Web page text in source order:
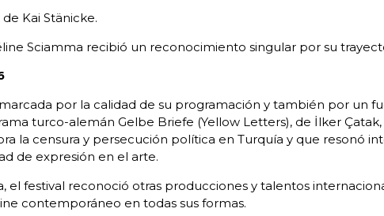
Kai Stänicke.
Sciamma recibió un reconocimiento singular por su
por la calidad de su programación y también por un
turco-alemán Gelbe Briefe (Yellow Letters), de İlker
la censura y persecución política en Turquía y que resonó
de expresión en el arte.
el festival reconoció otras producciones y talentos
contemporáneo en todas sus formas.